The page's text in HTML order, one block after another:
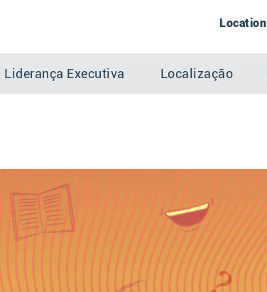
Location
Liderança Executiva Localização